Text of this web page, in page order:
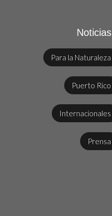
Noticias
Para la Naturaleza
Puerto Rico
Internacionales
Prensa